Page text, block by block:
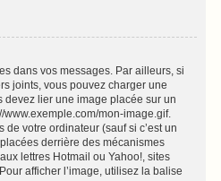
dans vos messages. Par ailleurs, si
joints, vous pouvez charger une
devez lier une image placée sur un
mon-image.gif.
votre ordinateur (sauf si c’est un
derrière des mécanismes
lettres Hotmail ou Yahoo!, sites
afficher l’image, utilisez la balise